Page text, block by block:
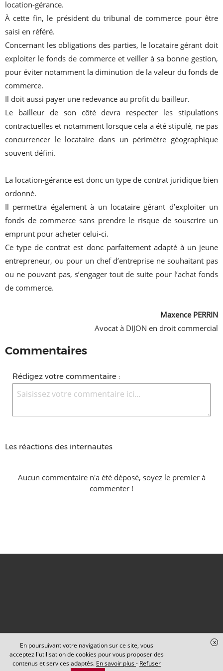
location-gérance.
À cette fin, le président du tribunal de commerce pour être
saisi en référé.
Concernant les obligations des parties, le locataire gérant doit
exploiter le fonds de commerce et veiller à sa bonne gestion,
pour éviter notamment la diminution de la valeur du fonds de
commerce.
Il doit aussi payer une redevance au profit du bailleur.
Le bailleur de son côté devra respecter les stipulations
contractuelles et notamment lorsque cela a été stipulé, ne pas
concurrencer le locataire dans un périmètre géographique
souvent défini.
La location-gérance est donc un type de contrat juridique bien
ordonné.
Il permettra également à un locataire gérant d’exploiter un
fonds de commerce sans prendre le risque de souscrire un
emprunt pour acheter celui-ci.
Ce type de contrat est donc parfaitement adapté à un jeune
entrepreneur, ou pour un chef d’entreprise ne souhaitant pas
ou ne pouvant pas, s’engager tout de suite pour l’achat fonds
de commerce.
Maxence PERRIN
Avocat à DIJON en droit commercial
Commentaires
Rédigez votre commentaire :
Les réactions des internautes
Aucun commentaire n'a été déposé, soyez le premier à
commenter !
En poursuivant votre navigation sur ce site, vous
acceptez l'utilisation de cookies pour vous proposer des
contenus et services adaptés. En savoir plus- Refuser
x